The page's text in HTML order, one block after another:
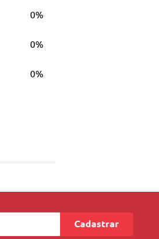
0%
0%
0%
Cadastrar